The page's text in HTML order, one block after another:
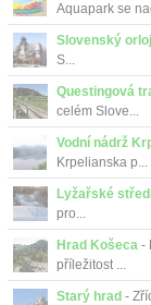
Aquapark se
Slovenský
S...
Questingová
celém Slove...
Vodní nádrž
Krpelianska p...
Lyžařské
pro...
Hrad Košeca -
příležitost ...
Starý hrad -